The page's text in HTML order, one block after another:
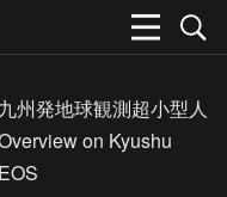
九州発地球観測超小型人
on Kyushu